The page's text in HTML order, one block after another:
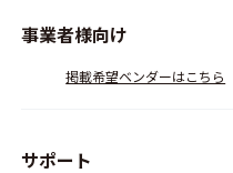
事業者様向け
掲載希望ベンダーはこちら
サポート